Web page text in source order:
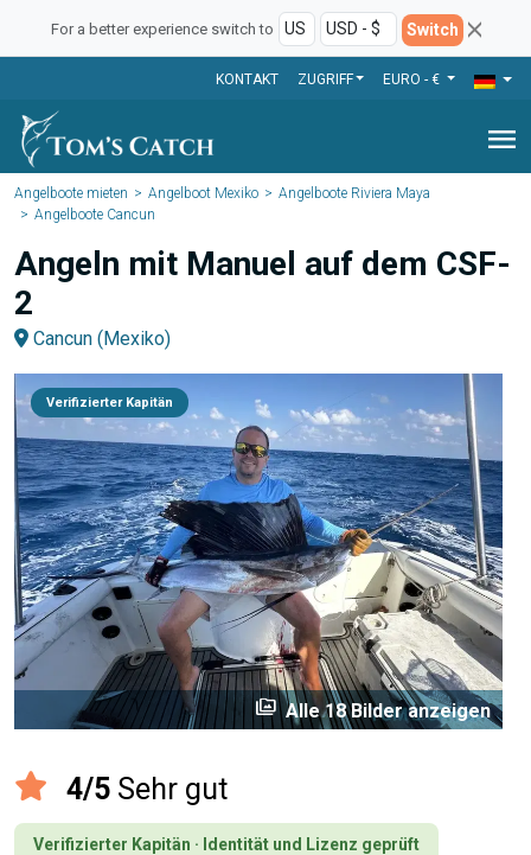
For a better experience switch to Switch
KONTAKT ZUGRIFF EURO - €
menu
Angelboote mieten Angelboot Mexiko
Angelboote Riviera Maya
Angelboote Cancun
Angeln mit Manuel auf dem CSF-
2
Cancun (Mexiko)
Verifizierter Kapitän
perm_media Alle 18 Bilder anzeigen
4/5 Sehr gut
Verifizierter Kapitän · Identität und Lizenz geprüft